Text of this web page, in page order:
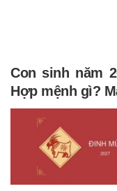
Con sinh năm
Hợp mệnh gì?